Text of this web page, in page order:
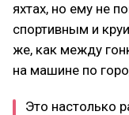
яхтах, но ему не
спортивным и
же, как между
на машине по
Это настолько